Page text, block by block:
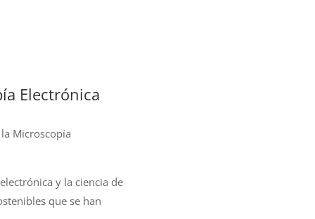
Electrónica
Microscopía
y la ciencia de
que se han